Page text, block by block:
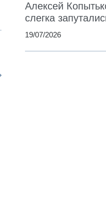
Алексей
слегка
19/07/2026